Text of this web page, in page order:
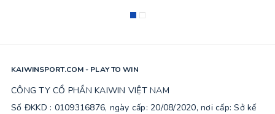
KAIWINSPORT.COM - PLAY TO WIN
CÔNG TY CỔ PHẦN KAIWIN VIỆT NAM
Số ĐKKD : 0109316876, ngày cấp: 20/08/2020, nơi cấp: Sở kế